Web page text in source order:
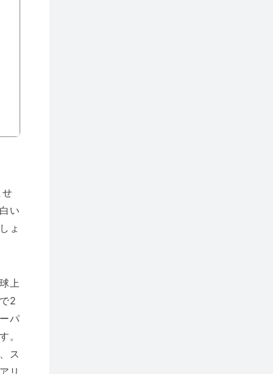
い
ょ
上
2
パ
。
ス
リ